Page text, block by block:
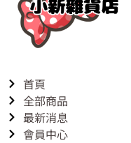
首頁
全部商品
最新消息
會員中心